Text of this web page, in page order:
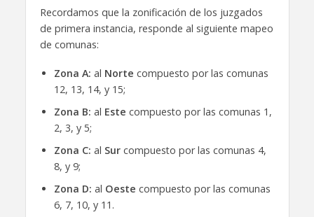
Recordamos que la zonificación de los juzgados
de primera instancia, responde al siguiente mapeo
de comunas:
Zona A: al Norte compuesto por las comunas
12, 13, 14, y 15;
Zona B: al Este compuesto por las comunas 1,
2, 3, y 5;
Zona C: al Surcompuesto por las comunas 4,
8, y 9;
Zona D: al Oeste compuesto por las comunas
6, 7, 10, y 11.